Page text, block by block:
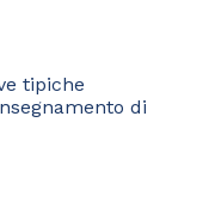
tipiche
di